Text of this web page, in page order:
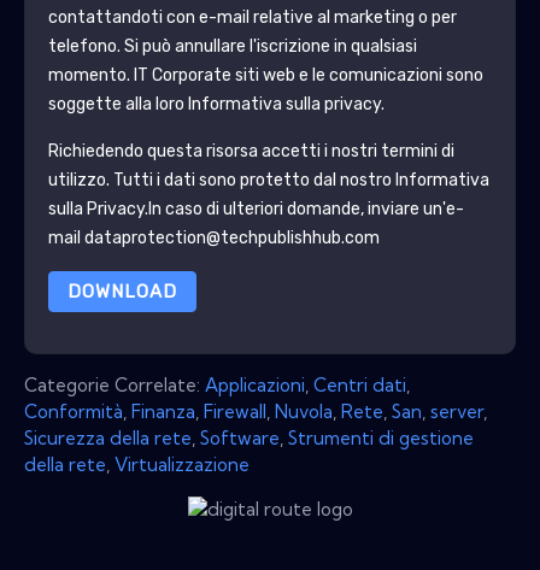
contattandoti con e-mail relative al marketing o per
telefono. Si può annullare l'iscrizione in qualsiasi
momento. IT Corporate siti web e le comunicazioni sono
soggette alla loro Informativa sulla privacy.
Richiedendo questa risorsa accetti i nostri termini di
utilizzo. Tutti i dati sono protetto dal nostro Informativa
sulla Privacy.In caso di ulteriori domande, inviare un'e-
mail dataprotection@techpublishhub.com
DOWNLOAD
Categorie Correlate: Applicazioni Centri dati
Conformità Finanza Firewall Nuvola Rete San server,
Sicurezza della rete Software Strumenti di gestione
della rete Virtualizzazione